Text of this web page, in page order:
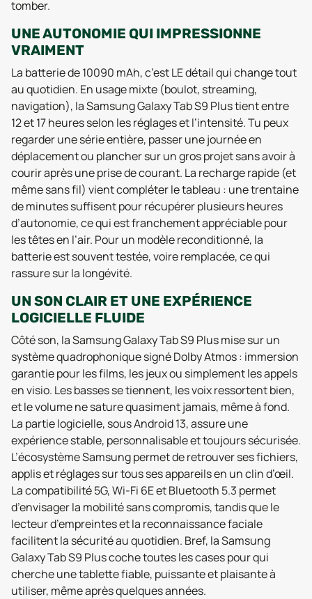
tomber.
UNE AUTONOMIE QUI IMPRESSIONNE
VRAIMENT
La batterie de 10090 mAh, c’est LE détail qui change tout
au quotidien. En usage mixte (boulot, streaming,
navigation), la Samsung Galaxy Tab S9 Plus tient entre
12 et 17 heures selon les réglages et l’intensité. Tu peux
regarder une série entière, passer une journée en
déplacement ou plancher sur un gros projet sans avoir à
courir après une prise de courant. La recharge rapide (et
même sans fil) vient compléter le tableau : une trentaine
de minutes suffisent pour récupérer plusieurs heures
d’autonomie, ce qui est franchement appréciable pour
les têtes en l’air. Pour un modèle reconditionné, la
batterie est souvent testée, voire remplacée, ce qui
rassure sur la longévité.
UN SON CLAIR ET UNE EXPÉRIENCE
LOGICIELLE FLUIDE
Côté son, la Samsung Galaxy Tab S9 Plus mise sur un
système quadrophonique signé Dolby Atmos : immersion
garantie pour les films, les jeux ou simplement les appels
en visio. Les basses se tiennent, les voix ressortent bien,
et le volume ne sature quasiment jamais, même à fond.
La partie logicielle, sous Android 13, assure une
expérience stable, personnalisable et toujours sécurisée.
L’écosystème Samsung permet de retrouver ses fichiers,
applis et réglages sur tous ses appareils en un clin d’œil.
La compatibilité 5G, Wi-Fi 6E et Bluetooth 5.3 permet
d’envisager la mobilité sans compromis, tandis que le
lecteur d’empreintes et la reconnaissance faciale
facilitent la sécurité au quotidien. Bref, la Samsung
Galaxy Tab S9 Plus coche toutes les cases pour qui
cherche une tablette fiable, puissante et plaisante à
utiliser, même après quelques années.